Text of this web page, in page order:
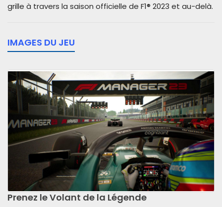
grille à travers la saison officielle de F1® 2023 et au-delà.
IMAGES DU JEU
Prenez le Volant de la Légende